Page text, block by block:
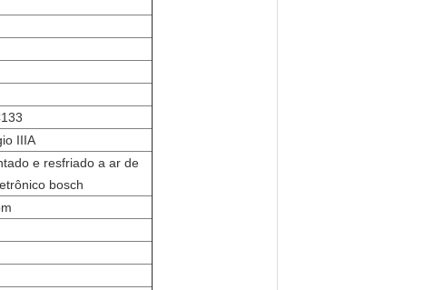
IIIA
e resfriado a ar de
bosch